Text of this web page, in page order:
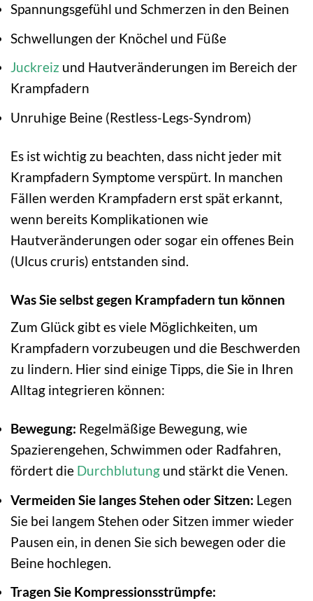
Spannungsgefühl und Schmerzen in den Beinen
Schwellungen der Knöchel und Füße
Juckreiz und Hautveränderungen im Bereich der
Krampfadern
Unruhige Beine (Restless-Legs-Syndrom)
Es ist wichtig zu beachten, dass nicht jeder mit
Krampfadern Symptome verspürt. In manchen
Fällen werden Krampfadern erst spät erkannt,
wenn bereits Komplikationen wie
Hautveränderungen oder sogar ein offenes Bein
(Ulcus cruris) entstanden sind.
Was Sie selbst gegen Krampfadern tun können
Zum Glück gibt es viele Möglichkeiten, um
Krampfadern vorzubeugen und die Beschwerden
zu lindern. Hier sind einige Tipps, die Sie in Ihren
Alltag integrieren können:
Bewegung: Regelmäßige Bewegung, wie
Spazierengehen, Schwimmen oder Radfahren,
fördert die Durchblutung und stärkt die Venen.
Vermeiden Sie langes Stehen oder Sitzen: Legen
Sie bei langem Stehen oder Sitzen immer wieder
Pausen ein, in denen Sie sich bewegen oder die
Beine hochlegen.
Tragen Sie Kompressionsstrümpfe: